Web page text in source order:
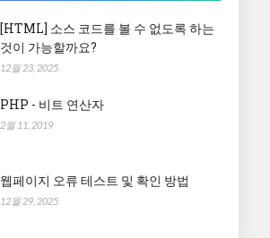
[HTML] 소스 코드를 볼 수 없도록 하는
것이 가능할까요?
12월 23, 2025
PHP - 비트 연산자
2월 11, 2019
웹페이지 오류 테스트 및 확인 방법
12월 29, 2025